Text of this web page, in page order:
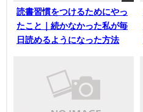
読書習慣をつけるためにやっ
たこと｜続かなかった私が毎
日読めるようになった方法